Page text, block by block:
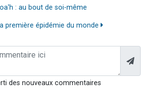
: au bout de soi-même
première épidémie du monde
des nouveaux commentaires